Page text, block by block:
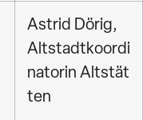
Astrid Dörig,
Altstadtkoordi
natorin Altstät
ten